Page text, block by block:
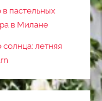
в пастельных
в Милане
солнца: летняя